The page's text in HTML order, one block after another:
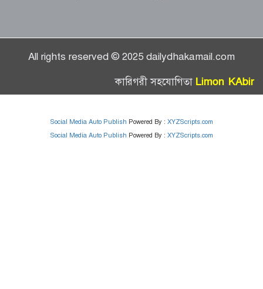
All rights reserved © 2025 dailydhakamail.com
কারিগরী সহযোগিতা Limon KAbir
Social Media Auto Publish Powered By : XYZScripts.com
Social Media Auto Publish Powered By : XYZScripts.com